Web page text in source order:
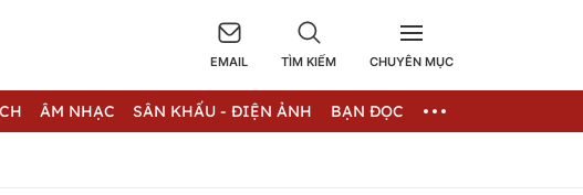
EMAIL TÌM KIẾM CHUYÊN MỤC
ÂM NHẠC SÂN KHẤU - ĐIỆN ẢNH BẠN ĐỌC